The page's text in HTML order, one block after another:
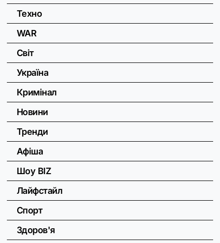
Техно
WAR
Світ
Україна
Кримінал
Новини
Тренди
Афіша
Шоу BIZ
Лайфстайл
Спорт
Здоров'я